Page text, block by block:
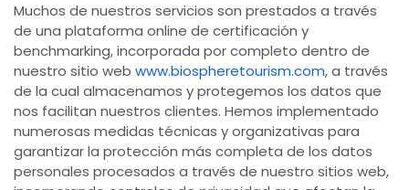
Muchos de nuestros servicios son prestados a través
de una plataforma online de certificación y
benchmarking, incorporada por completo dentro de
nuestro sitio web www.biospheretourism.com, a través
de la cual almacenamos y protegemos los datos que
nos facilitan nuestros clientes. Hemos implementado
numerosas medidas técnicas y organizativas para
garantizar la protección más completa de los datos
personales procesados a través de nuestro sitios web,